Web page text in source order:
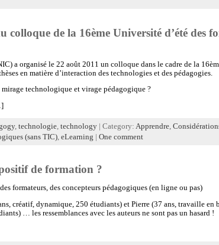
colloque de la 16ème Université d’été des
a organisé le 22 août 2011 un colloque dans le cadre de la
en matière d’interaction des technologies et des pédagogies.
technologique et virage pédagogique ?
, technologie, technology| Category: Apprendre,
(sans TIC), eLearning One comment
de formation ?
formateurs, des concepteurs pédagogiques (en ligne ou pas)
créatif, dynamique, 250 étudiants) et Pierre (37 ans, travaille
… les ressemblances avec les auteurs ne sont pas un hasard !